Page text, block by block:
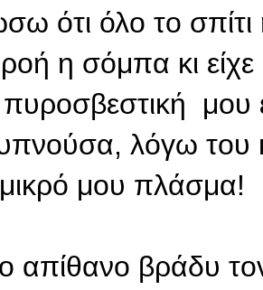
ότι όλο το
η σόμπα κι
μου
λόγω
μου πλάσμα!
απίθανο βράδυ